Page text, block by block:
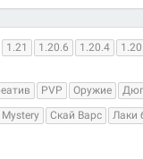
1.21 1.20.6 1.20.4
PVP Оружие
Скай Варс Лаки